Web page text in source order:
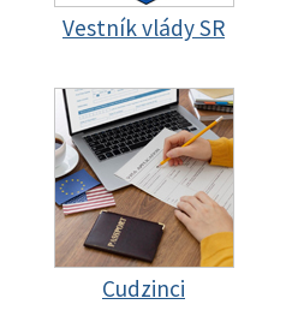
Vestník vlády SR
Cudzinci